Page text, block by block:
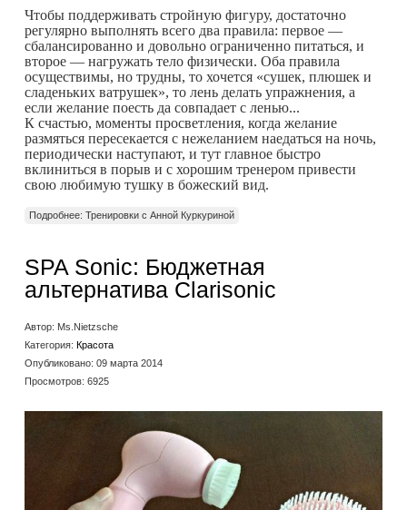
Чтобы поддерживать стройную фигуру, достаточно
регулярно выполнять всего два правила: первое —
сбалансированно и довольно ограниченно питаться, и
второе — нагружать тело физически. Оба правила
осуществимы, но трудны, то хочется «сушек, плюшек и
сладеньких ватрушек», то лень делать упражнения, а
если желание поесть да совпадает с ленью...
К счастью, моменты просветления, когда желание
размяться пересекается с нежеланием наедаться на ночь,
периодически наступают, и тут главное быстро
вклиниться в порыв и с хорошим тренером привести
свою любимую тушку в божеский вид.
Подробнее: Тренировки с Анной Куркуриной
SPA Sonic: Бюджетная
альтернатива Сlarisonic
Автор: Ms.Nietzsche
Категория: Красота
Опубликовано: 09 марта 2014
Просмотров: 6925